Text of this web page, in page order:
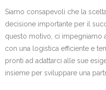
Siamo consapevoli che la
decisione importante per il
questo motivo, ci impegniamo
con una logistica efficiente e
pronti ad adattarci alle sue
insieme per sviluppare una